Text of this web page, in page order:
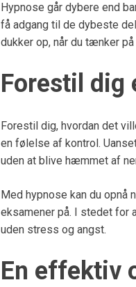
Hypnose går dybere end
få adgang til de dybeste
dukker op, når du tænker på
Forestil dig
Forestil dig, hvordan det
en følelse af kontrol.
uden at blive hæmmet af
Med hypnose kan du opnå
eksamener på. I stedet for
uden stress og angst.
En effektiv